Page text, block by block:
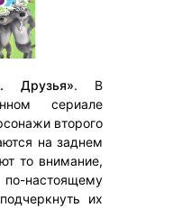
Друзья». В
сериале
второго
на заднем
то внимание,
их